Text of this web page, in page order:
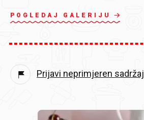
POGLEDAJ GALERIJU
Prijavi neprimjeren sadržaj